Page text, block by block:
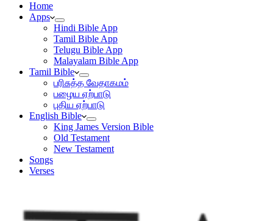
Home
Apps
Hindi Bible App
Tamil Bible App
Telugu Bible App
Malayalam Bible App
Tamil Bible
பரிசுத்த வேதாகமம்
பழைய ஏற்பாடு
புதிய ஏற்பாடு
English Bible
King James Version Bible
Old Testament
New Testament
Songs
Verses